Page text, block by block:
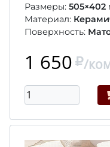
Размеры: 505×402
Материал:
Поверхность:
1 650 /